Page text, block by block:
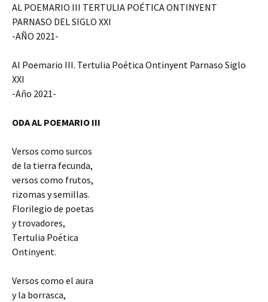
AL POEMARIO III TERTULIA POÉTICA ONTINYENT
PARNASO DEL SIGLO XXI
-AÑO 2021-
Al Poemario III. Tertulia Poética Ontinyent Parnaso Siglo
XXI
-Año 2021-
ODA AL POEMARIO III
Versos como surcos
de la tierra fecunda,
versos como frutos,
rizomas y semillas.
Florilegio de poetas
y trovadores,
Tertulia Poética
Ontinyent.
Versos como el aura
y la borrasca,